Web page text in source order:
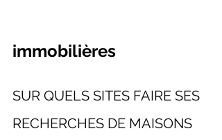
immobilières
SUR QUELS SITES FAIRE SES
RECHERCHES DE MAISONS